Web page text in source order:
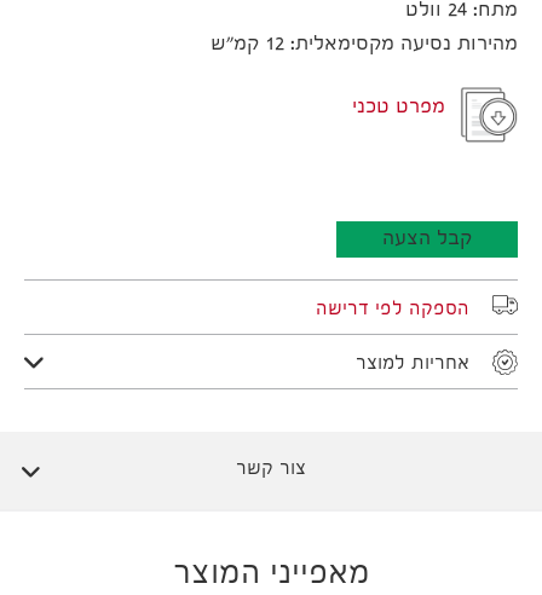
מתח: 24 וולט
מהירות נסיעה מקסימאלית: 12 קמ"ש
מפרט טכני
קבל הצעה
הספקה לפי דרישה
אחריות למוצר
צור קשר
מאפייני המוצר